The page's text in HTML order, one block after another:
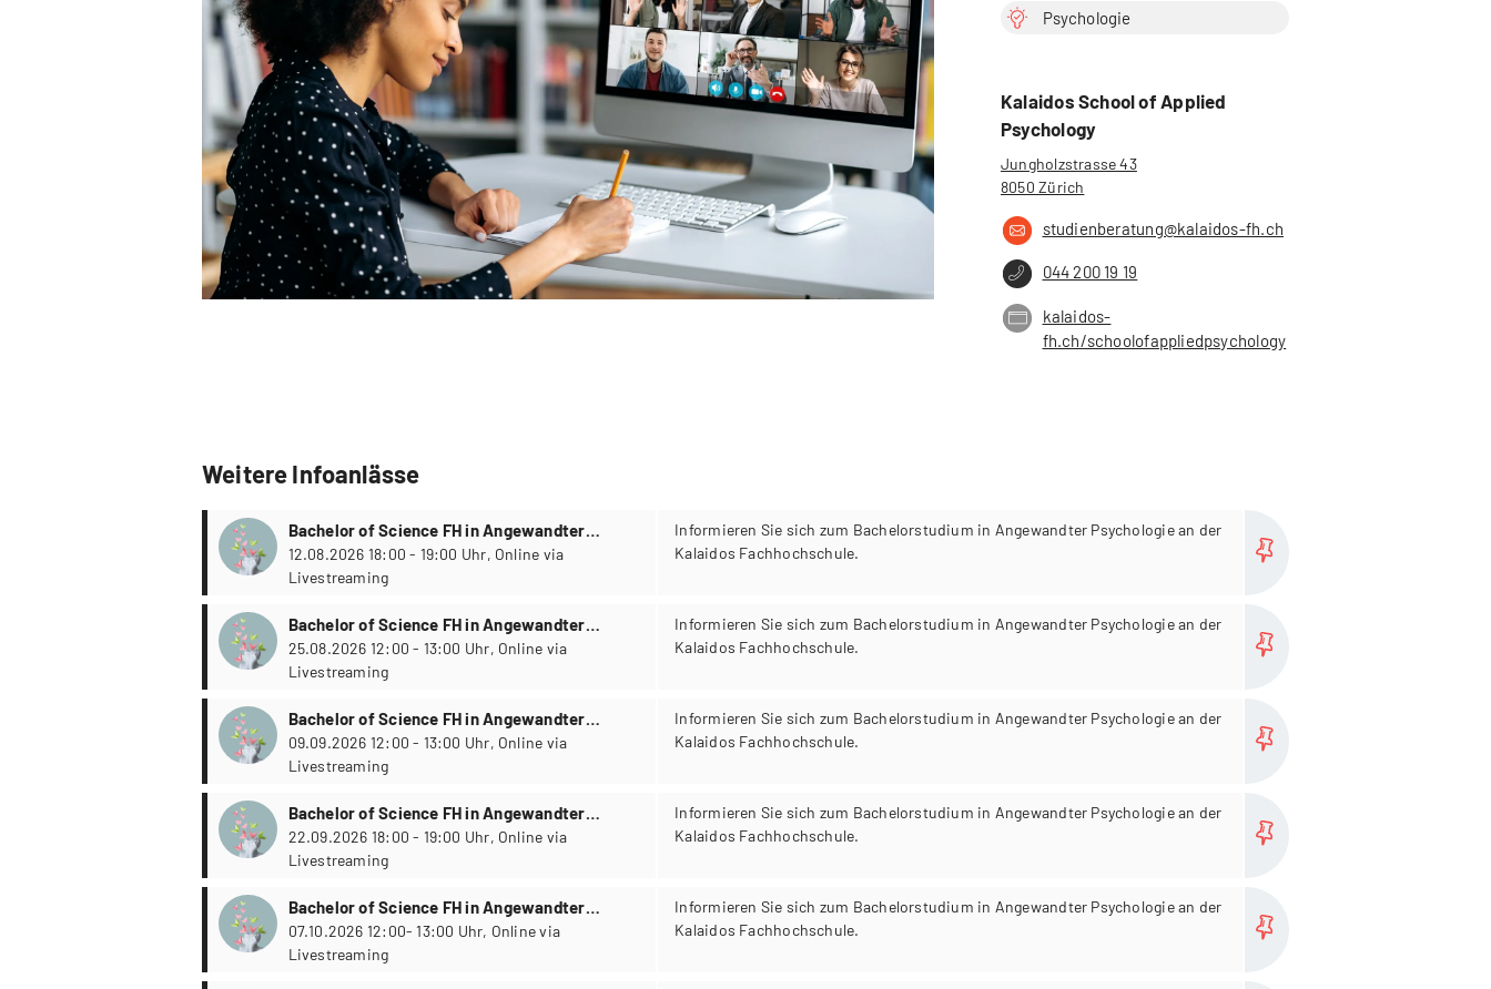
Psychologie
Kalaidos School of Applied
Psychology
Jungholzstrasse 43
8050 Zürich
studienberatung@kalaidos-fh.ch
044 200 19 19
kalaidos-
fh.ch/schoolofappliedpsychology
Weitere Infoanlässe
Bachelor of Science FH in Angewandter
Psychologie
12.08.2026 18:00 - 19:00 Uhr, Online via
Livestreaming
Informieren Sie sich zum Bachelorstudium in Angewandter Psychologie an der
Kalaidos Fachhochschule.
Bachelor of Science FH in Angewandter
Psychologie
25.08.2026 12:00 - 13:00 Uhr, Online via
Livestreaming
Informieren Sie sich zum Bachelorstudium in Angewandter Psychologie an der
Kalaidos Fachhochschule.
Bachelor of Science FH in Angewandter
Psychologie
09.09.2026 12:00 - 13:00 Uhr, Online via
Livestreaming
Informieren Sie sich zum Bachelorstudium in Angewandter Psychologie an der
Kalaidos Fachhochschule.
Bachelor of Science FH in Angewandter
Psychologie
22.09.2026 18:00 - 19:00 Uhr, Online via
Livestreaming
Informieren Sie sich zum Bachelorstudium in Angewandter Psychologie an der
Kalaidos Fachhochschule.
Bachelor of Science FH in Angewandter
Psychologie
07.10.2026 12:00- 13:00 Uhr, Online via
Livestreaming
Informieren Sie sich zum Bachelorstudium in Angewandter Psychologie an der
Kalaidos Fachhochschule.